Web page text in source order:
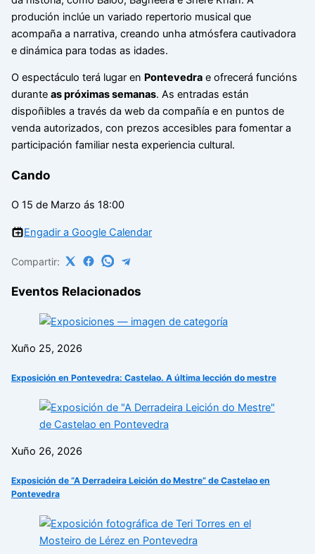
produción inclúe un variado repertorio musical que
acompaña a narrativa, creando unha atmósfera cautivadora
e dinámica para todas as idades.
O espectáculo terá lugar en Pontevedrae ofrecerá funcións
durante as próximas semanas. As entradas están
dispoñibles a través da web da compañía e en puntos de
venda autorizados, con prezos accesibles para fomentar a
participación familiar nesta experiencia cultural.
Cando
O 15 de Marzo ás 18:00
Engadir a Google Calendar
Compartir:
Eventos Relacionados
Xuño 25, 2026
Exposición en Pontevedra: Castelao. A última lección do mestre
Xuño 26, 2026
Exposición de “A Derradeira Leición do Mestre” de Castelao en
Pontevedra